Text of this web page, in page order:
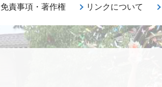
免責事項・著作権 リンクについて